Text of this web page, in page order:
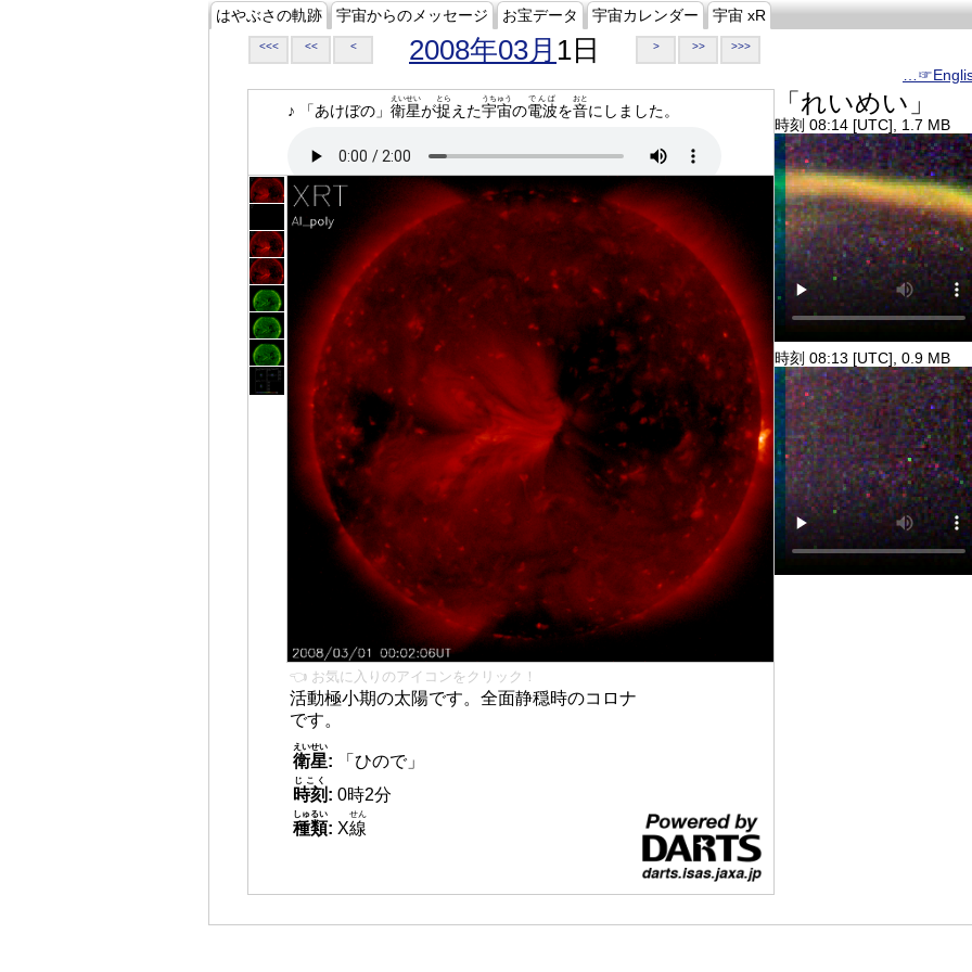
はやぶさの軌跡 宇宙からのメッセージ お宝データ 宇宙カレンダー 宇宙 xR
<<< << < 2008年03月 1日 > >> >>>
♪ 「あけぼの」 衛星
えいせい
が捉
とら
えた宇宙
うちゅう
の電波
でんぱ
を音
おと
にしました。
👈 お気に入りのアイコンをクリック！
活動極小期の太陽です。全面静穏時のコロナ
です。
衛星
えいせい
:
「ひので」
時刻
じこく
: 0時2分
種類
しゅるい
: X線
せん
「れいめい」
時刻 08:14 [UTC], 1.7 MB
時刻 08:13 [UTC], 0.9 MB